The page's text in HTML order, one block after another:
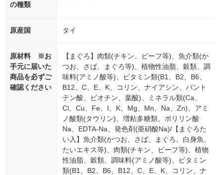
の種類
原産国 タイ
原材料 ※お
手元に届いた
商品を必ずご
確認ください
【まぐろ】肉類(チキン、ビーフ等)、魚介類(か
つお、さば、まぐろ等)、植物性油脂、穀類、調
味料(アミノ酸等)、ビタミン類(B1、B2、B6、
B12、C、E、K、コリン、ナイアシン、パント
テン酸、ビオチン、葉酸)、ミネラル類(Ca、
Cl、Cu、Fe、I、K、Mg、Mn、Na、Zn)、アミ
ノ酸類(タウリン)、増粘多糖類、ポリリン酸
Na、EDTA-Na、発色剤(亜硝酸Na)/【まぐろた
い入】魚介類(かつお、さば、まぐろ、白身魚、
たいエキス等)、肉類(チキン、ビーフ等)、植物
性油脂、穀類、調味料(アミノ酸等)、ビタミン
類(B1、B2、B6、B12、C、E、K、コリン、ナ